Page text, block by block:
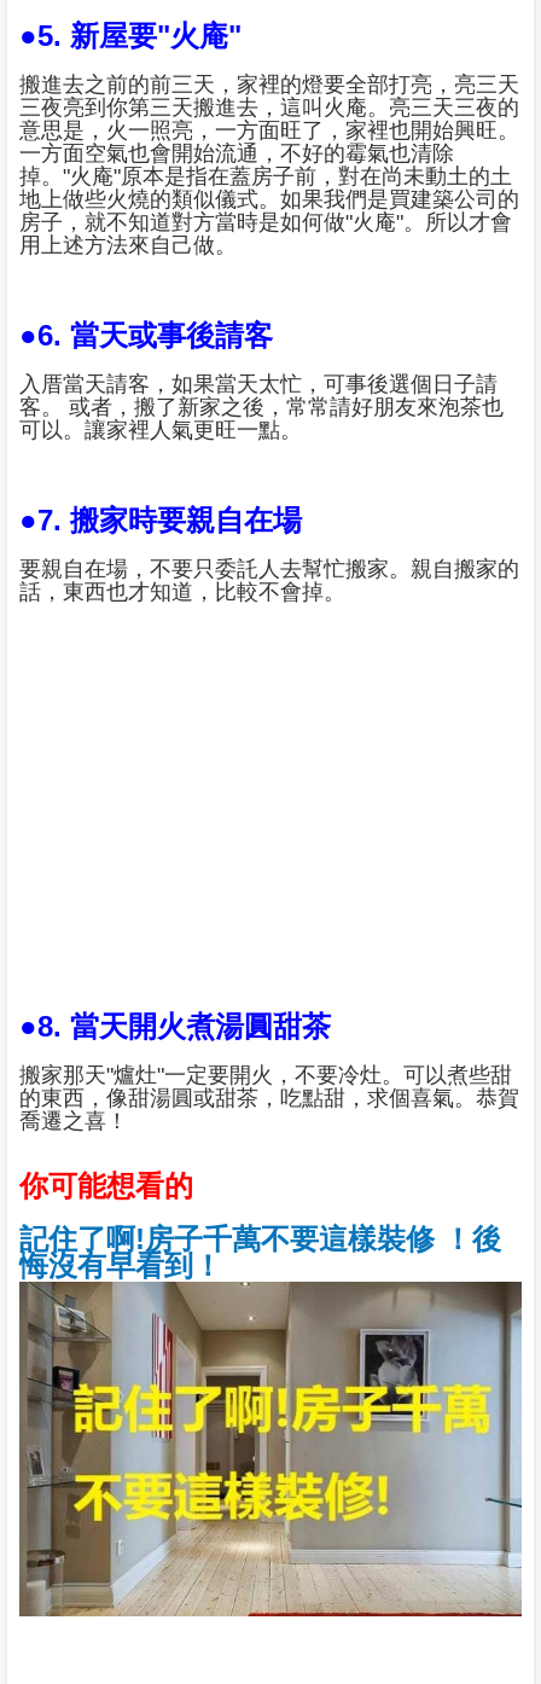
●5. 新屋要"火庵"
搬進去之前的前三天，家裡的燈要全部打亮，亮三天
三夜亮到你第三天搬進去，這叫火庵。亮三天三夜的
意思是，火一照亮，一方面旺了，家裡也開始興旺。
一方面空氣也會開始流通，不好的霉氣也清除
掉。"火庵"原本是指在蓋房子前，對在尚未動土的土
地上做些火燒的類似儀式。如果我們是買建築公司的
房子，就不知道對方當時是如何做"火庵"。所以才會
用上述方法來自己做。
●6. 當天或事後請客
入厝當天請客，如果當天太忙，可事後選個日子請
客。 或者，搬了新家之後，常常請好朋友來泡茶也
可以。讓家裡人氣更旺一點。
●7. 搬家時要親自在場
要親自在場，不要只委託人去幫忙搬家。親自搬家的
話，東西也才知道，比較不會掉。
●8. 當天開火煮湯圓甜茶
搬家那天"爐灶"一定要開火，不要冷灶。可以煮些甜
的東西，像甜湯圓或甜茶，吃點甜，求個喜氣。恭賀
喬遷之喜！
你可能想看的
記住了啊!房子千萬不要這樣裝修 ！後
悔沒有早看到！